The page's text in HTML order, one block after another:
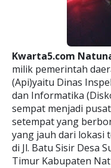
Kwarta5.com
milik pemerintah
(Api)yaitu Dinas
dan Informatika
sempat menjadi
setempat yang
yang jauh dari lokasi
di Jl. Batu Sisir Desa
Timur Kabupaten